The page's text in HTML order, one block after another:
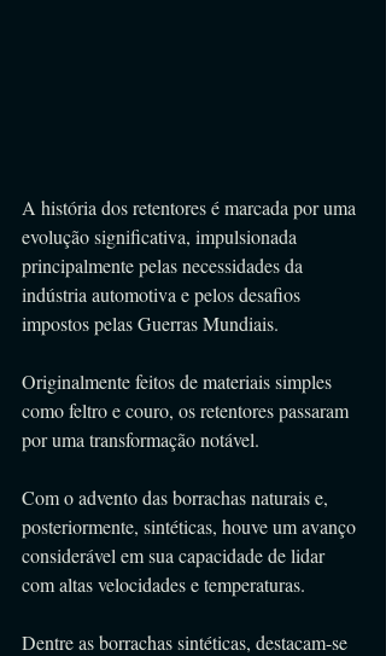
A história dos retentores é marcada por uma
evolução significativa, impulsionada
principalmente pelas necessidades da
indústria automotiva e pelos desafios
impostos pelas Guerras Mundiais.
Originalmente feitos de materiais simples
como feltro e couro, os retentores passaram
por uma transformação notável.
Com o advento das borrachas naturais e,
posteriormente, sintéticas, houve um avanço
considerável em sua capacidade de lidar
com altas velocidades e temperaturas.
Dentre as borrachas sintéticas, destacam-se